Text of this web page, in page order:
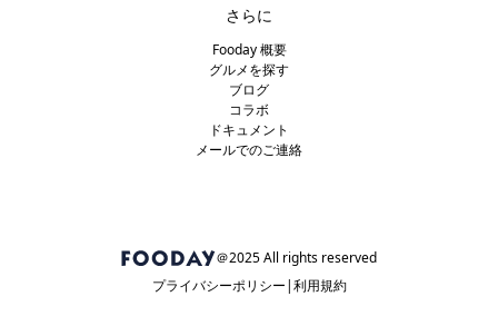
さらに
Fooday 概要
グルメを探す
ブログ
コラボ
ドキュメント
メールでのご連絡
＠2025 All rights reserved
プライバシーポリシー 利用規約​